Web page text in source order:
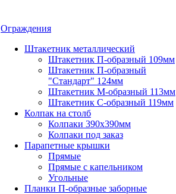
Ограждения
Штакетник металлический
Штакетник П-образный 109мм
Штакетник П-образный
"Стандарт" 124мм
Штакетник М-образный 113мм
Штакетник С-образный 119мм
Колпак на столб
Колпаки 390х390мм
Колпаки под заказ
Парапетные крышки
Прямые
Прямые с капельником
Угольные
Планки П-образные заборные